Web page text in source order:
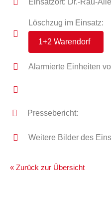
Einsatzort: Dr.-Rau-
Löschzug im Einsatz:
1+2 Warendorf
Alarmierte Einheiten
Pressebericht:
Weitere Bilder des
« Zurück zur Übersicht